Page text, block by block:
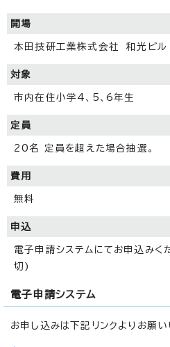
開場
本田技研工業株式会社 和光ビル
対象
市内在住小学4、5、6年生
定員
20名 定員を超えた場合抽選。
費用
無料
申込
電子申請システムにてお申込みく
切)
電子申請システム
お申し込みは下記リンクよりお願い